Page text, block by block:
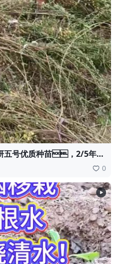
五号优质种苗，2/5年
果树，全国包邮到
0